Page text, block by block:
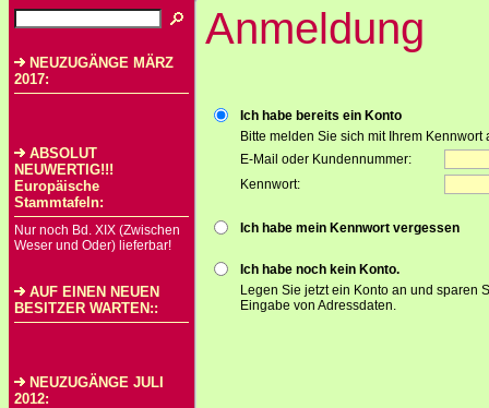
NEUZUGÄNGE MÄRZ
2017:
ABSOLUT
NEUWERTIG!!!
Europäische
Stammtafeln:
Nur noch Bd. XIX (Zwischen
Weser und Oder) lieferbar!
AUF EINEN NEUEN
BESITZER WARTEN::
NEUZUGÄNGE JULI
2012:
Anmeldung
Ich habe bereits ein Konto
Bitte melden Sie sich mit Ihrem Kennwort
E-Mail oder Kundennummer:
Kennwort:
Ich habe mein Kennwort vergessen
Ich habe noch kein Konto.
Legen Sie jetzt ein Konto an und sparen
Eingabe von Adressdaten.